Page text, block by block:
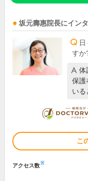
坂元壽惠院長にイン
すか
体
保護
い
こ
アクセス数※